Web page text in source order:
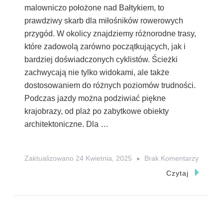
malowniczo położone nad Bałtykiem, to
prawdziwy skarb dla miłośników rowerowych
przygód. W okolicy znajdziemy różnorodne trasy,
które zadowolą zarówno początkujących, jak i
bardziej doświadczonych cyklistów. Ścieżki
zachwycają nie tylko widokami, ale także
dostosowaniem do różnych poziomów trudności.
Podczas jazdy można podziwiać piękne
krajobrazy, od plaż po zabytkowe obiekty
architektoniczne. Dla …
Zaktualizowano 24 Kwietnia, 2025 Brak KomentarzyDo
Czytaj